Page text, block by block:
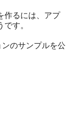
作るには、アプ
す。
のサンプルを公